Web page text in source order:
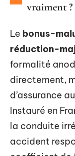
vraiment ?
Le bonus-
réduction-
formalité
directement,
d’assurance
Instauré en
la conduite
accident